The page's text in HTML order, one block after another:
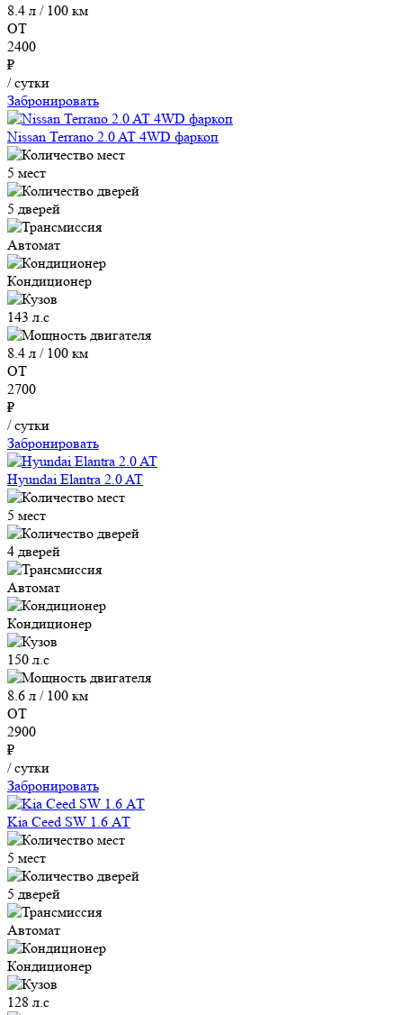
8.4 л / 100 км
ОТ
2400
₽
/ сутки
Забронировать
Nissan Terrano 2.0 AT 4WD фаркоп
5 мест
5 дверей
Автомат
Кондиционер
143 л.с
8.4 л / 100 км
ОТ
2700
₽
/ сутки
Забронировать
Hyundai Elantra 2.0 AT
5 мест
4 дверей
Автомат
Кондиционер
150 л.с
8.6 л / 100 км
ОТ
2900
₽
/ сутки
Забронировать
Kia Ceed SW 1.6 АТ
5 мест
5 дверей
Автомат
Кондиционер
128 л.с